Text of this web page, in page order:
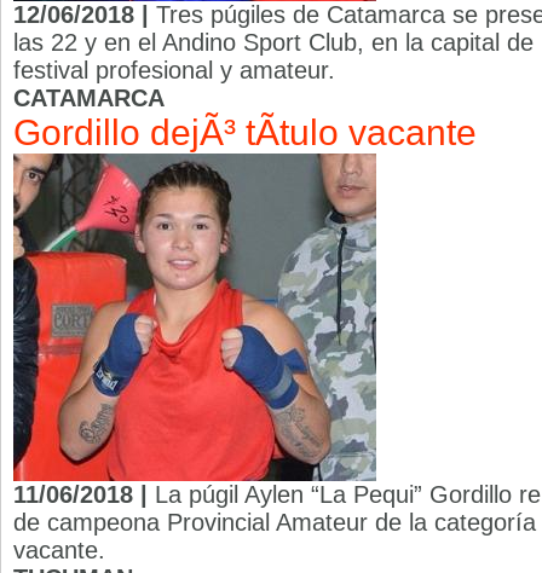
12/06/2018 | Tres púgiles de Catamarca se
las 22 y en el Andino Sport Club, en la capital
festival profesional y amateur.
CATAMARCA
Gordillo dejÃ³ tÃ­tulo vacante
11/06/2018 | La púgil Aylen “La Pequi” Gordillo
de campeona Provincial Amateur de la
vacante.